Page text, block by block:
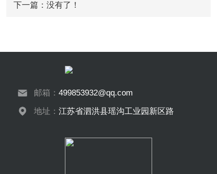
下一篇：没有了！
邮箱：499853932@qq.com
地址：江苏省泗洪县瑶沟工业园新区路